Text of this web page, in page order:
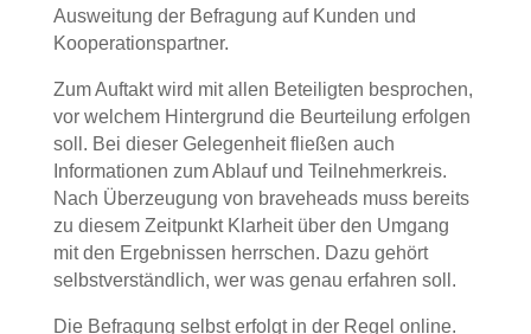
Ausweitung der Befragung auf Kunden und
Kooperationspartner.
Zum Auftakt wird mit allen Beteiligten besprochen,
vor welchem Hintergrund die Beurteilung erfolgen
soll. Bei dieser Gelegenheit fließen auch
Informationen zum Ablauf und Teilnehmerkreis.
Nach Überzeugung von braveheads muss bereits
zu diesem Zeitpunkt Klarheit über den Umgang
mit den Ergebnissen herrschen. Dazu gehört
selbstverständlich, wer was genau erfahren soll.
Die Befragung selbst erfolgt in der Regel online.